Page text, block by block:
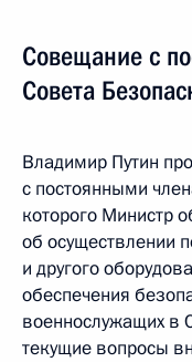
Совещание с
Совета
Владимир Путин
с постоянными
которого Министр
об осуществлении
и другого
обеспечения
военнослужащих в
текущие вопросы